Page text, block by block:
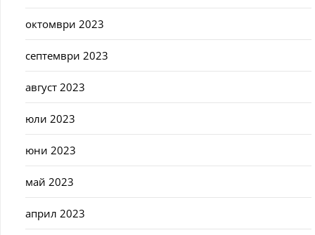
октомври 2023
септември 2023
август 2023
юли 2023
юни 2023
май 2023
април 2023